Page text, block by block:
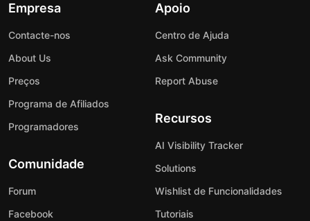
Empresa
Contacte-nos
About Us
Preços
Programa de Afiliados
Programadores
Comunidade
Forum
Facebook
Apoio
Centro de Ajuda
Ask Community
Report Abuse
Recursos
AI Visibility Tracker
Solutions
Wishlist de Funcionalidades
Tutoriais